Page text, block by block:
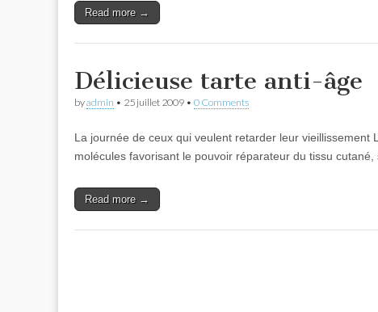
Read more →
Délicieuse tarte anti-âge
byadmin • 25 juillet 2009 • 0 Comments
La journée de ceux qui veulent retarder leur vieillissement
molécules favorisant le pouvoir réparateur du tissu
Read more →